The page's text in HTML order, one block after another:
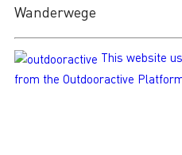
Wanderwege
This website
from the Outdooractive